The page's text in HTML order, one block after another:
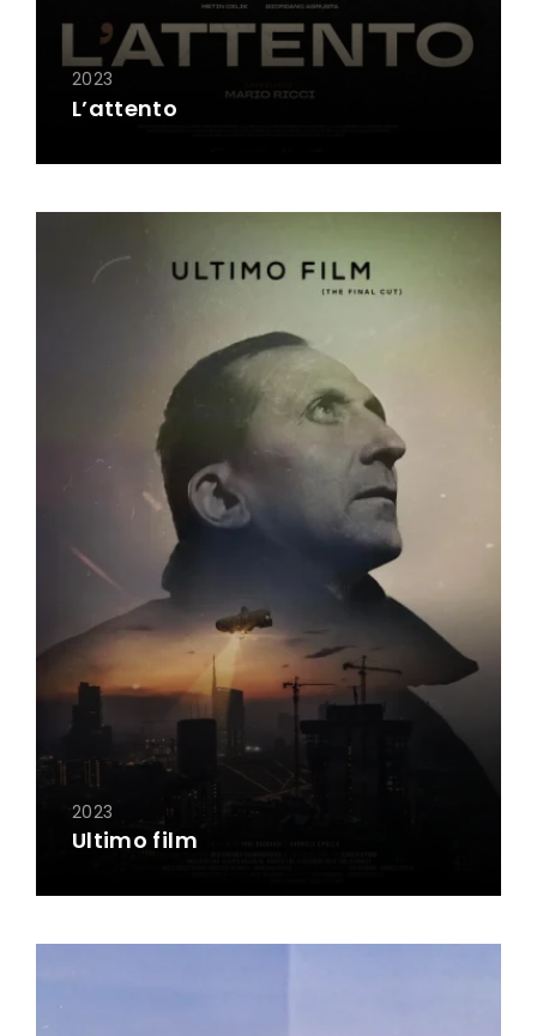
2023
L’attento
2023
Ultimo film